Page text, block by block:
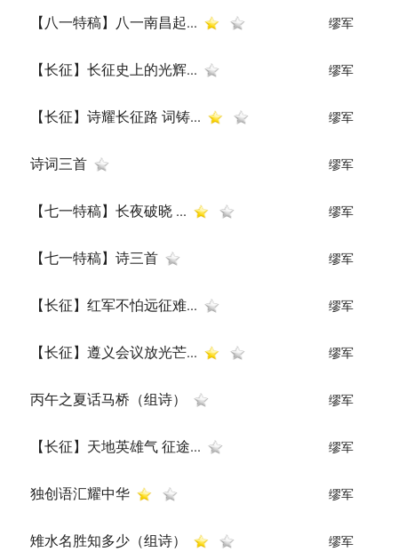
【八一特稿】八一南昌起... 缪军
【长征】长征史上的光辉... 缪军
【长征】诗耀长征路 词铸... 缪军
诗词三首 缪军
【七一特稿】长夜破晓 ... 缪军
【七一特稿】诗三首 缪军
【长征】红军不怕远征难... 缪军
【长征】遵义会议放光芒... 缪军
丙午之夏话马桥（组诗） 缪军
【长征】天地英雄气 征途... 缪军
独创语汇耀中华 缪军
雉水名胜知多少（组诗） 缪军